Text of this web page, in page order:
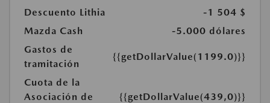
Descuento Lithia
-1 504 $
Mazda Cash
-5.000 dólares
Gastos de
tramitación
{{getDollarValue(1199.0)}}
Cuota de la
Asociación de
{{getDollarValue(439,0)}}